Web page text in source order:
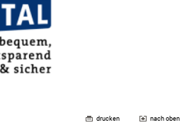
drucken nach oben